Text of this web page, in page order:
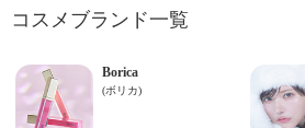
コスメブランド一覧